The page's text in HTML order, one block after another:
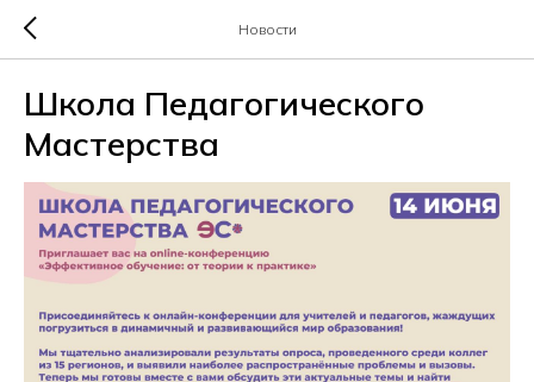
Новости
Школа Педагогического
Мастерства